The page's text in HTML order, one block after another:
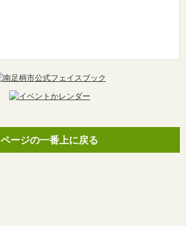
ページの一番上に戻る